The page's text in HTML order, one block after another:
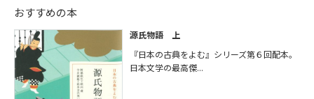
おすすめの本
源氏物語 上
『日本の古典をよむ』シリーズ第６回配本。
日本文学の最高傑...